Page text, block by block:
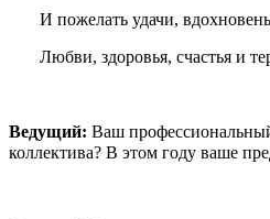
И пожелать удачи,
Любви, здоровья, счастья и
Ведущий: Ваш
коллектива? В этом году ваше